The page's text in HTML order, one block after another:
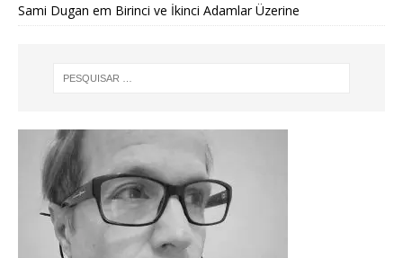
Sami Dugan em Birinci ve İkinci Adamlar Üzerine